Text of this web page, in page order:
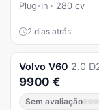
Plug-In · 280 cv
2 dias atrás
Volvo V60 2.0 D2
9900 €
Sem avaliação